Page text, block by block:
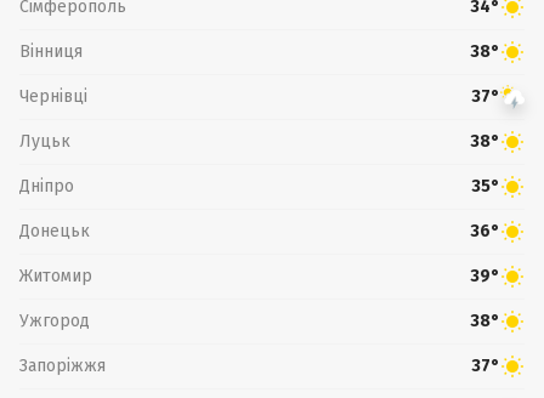
Сімферополь 34°
Вінниця 38°
Чернівці 37°
Луцьк 38°
Дніпро 35°
Донецьк 36°
Житомир 39°
Ужгород 38°
Запоріжжя 37°